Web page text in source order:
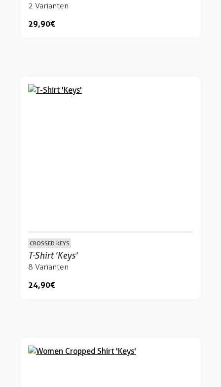
2 Varianten
29,90 €
CROSSED KEYS
T-Shirt 'Keys'
8 Varianten
24,90 €